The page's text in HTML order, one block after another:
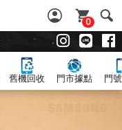
0
舊機回收 門市據點 門